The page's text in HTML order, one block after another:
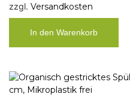
zzgl. Versandkosten
In den Warenkorb